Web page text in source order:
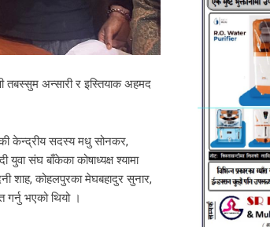
तबस्सुम अन्सारी र इस्तियाक अहमद
केन्द्रीय सदस्य मधु सोनकर,
युवा संघ बाँकेका कोषाध्यक्ष श्यामा
शाह, कोहलपुरका मेघबहादुर सुनार,
गर्नु भएको थियो ।